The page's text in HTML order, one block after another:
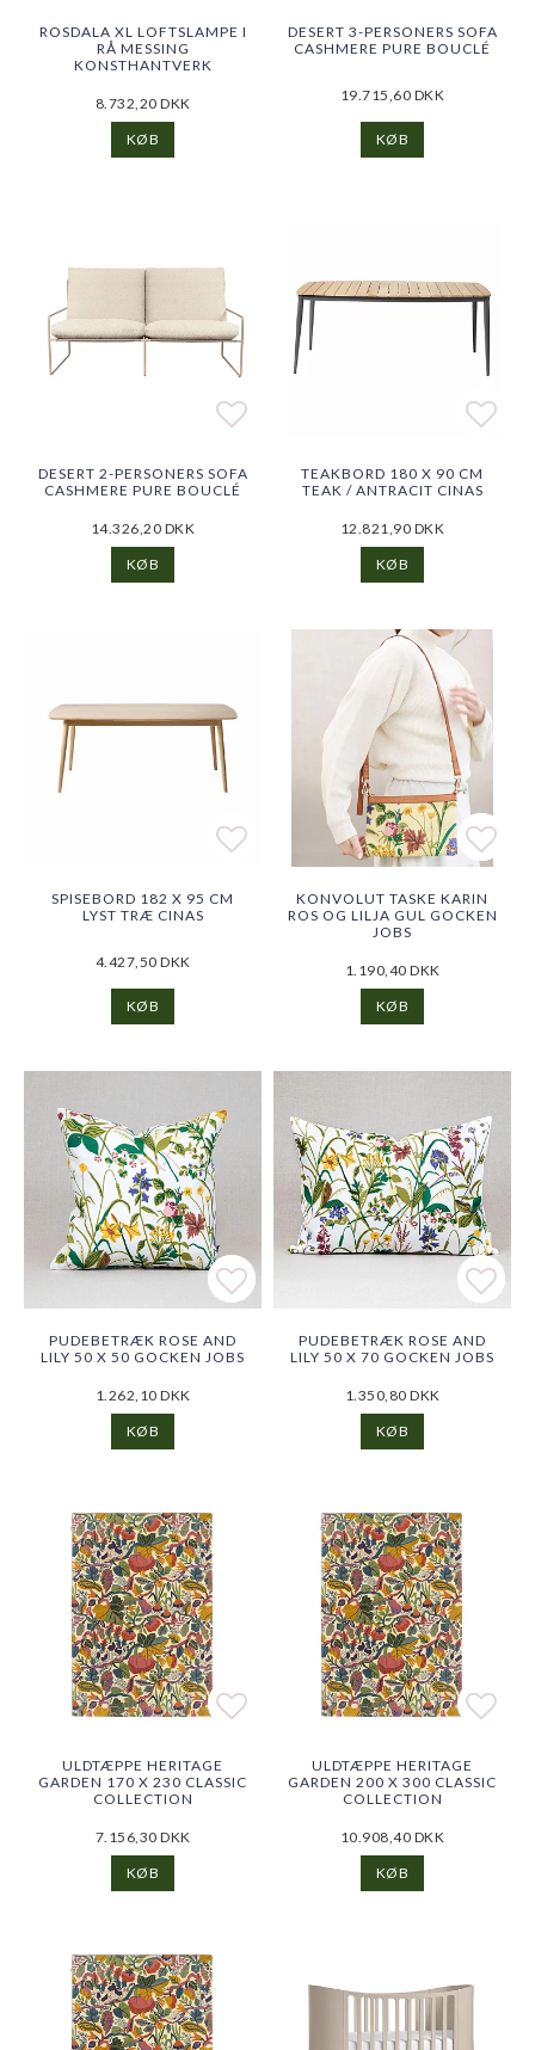
Add to list of favorites
ROSDALA XL LOFTSLAMPE I
RÅ MESSING
KONSTHANTVERK
8.732,20 DKK
KØB
Add
Add
DESERT 3-PERSONERS SOFA
CASHMERE PURE BOUCLÉ
19.715,60 DKK
KØB
Add to list of favorites
Add to list of favorites
DESERT 2-PERSONERS SOFA
CASHMERE PURE BOUCLÉ
14.326,20 DKK
KØB
Add
TEAKBORD 180 X 90 CM
TEAK / ANTRACIT CINAS
12.821,90 DKK
KØB
Add to list of favorites
Add to list of favorites
SPISEBORD 182 X 95 CM
LYST TRÆ CINAS
4.427,50 DKK
KØB
Add
Add
KONVOLUT TASKE KARIN
ROS OG LILJA GUL GOCKEN
JOBS
1.190,40 DKK
KØB
Add to list of favorites
Add to list of favorites
PUDEBETRÆK ROSE AND
LILY 50 X 50 GOCKEN JOBS
1.262,10 DKK
KØB
Add
Add
PUDEBETRÆK ROSE AND
LILY 50 X 70 GOCKEN JOBS
1.350,80 DKK
KØB
Add to list of favorites
Add to list of favorites
ULDTÆPPE HERITAGE
GARDEN 170 X 230 CLASSIC
COLLECTION
7.156,30 DKK
KØB
Add
Add
ULDTÆPPE HERITAGE
GARDEN 200 X 300 CLASSIC
COLLECTION
10.908,40 DKK
KØB